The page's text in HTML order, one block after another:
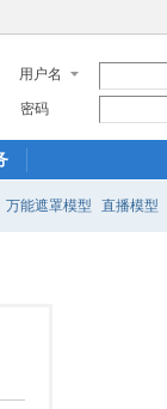
用户名
密码
万能遮罩模型 直播模型